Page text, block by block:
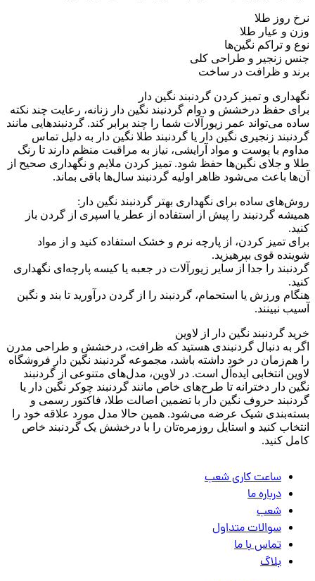
نرخ روز طلا
وزن و عیار طلا
نوع و تراکم نگین‌ها
جنس زنجیر و طراحی کلی
برند و ظرافت در ساخت
نگهداری و تمیز کردن گردنبند نگین ‌دار
برای حفظ درخشش و دوام گردنبند نگین دار زنانه، رعایت چند نکته
ساده می‌تواند عمر زیورآلات شما را چند برابر کند. گردنبندهایی مانند
گردنبند زنجیری نگین دار یا گردنبند طلا نگین دار به دلیل تماس
مداوم با پوست و مواد آرایشی، نیاز به مراقبت منظم دارند تا رنگ
طلا و جلای نگین‌ها حفظ شود. تمیز کردن ملایم و نگهداری صحیح از
آن‌ها باعث می‌شود ظاهر اولیه گردنبند سال‌ها باقی بماند.
روش‌های ساده برای نگهداری بهتر گردنبند نگین دار:
همیشه گردنبند را پیش از استفاده از عطر یا اسپری از گردن باز
کنید.
برای تمیز کردن، از پارچه نرم و خشک استفاده کنید و از مواد
شوینده قوی بپرهیزید.
گردنبند را جدا از سایر زیورآلات در جعبه یا کیسه پارچه‌ای نگهداری
کنید.
هنگام ورزش یا استحمام، گردنبند را از گردن درآورید تا بند و نگین
آسیب نبینند.
خرید گردنبند نگین دار از لاوین
اگر به دنبال گردنبندی هستید که ظرافت، درخشش و طراحی مدرن
را هم‌زمان در خود داشته باشد، مجموعه گردنبند نگین دار فروشگاه
لاوین انتخابی ایده‌آل است. در لاوین، مدل‌های متنوعی از گردنبند
نگین دار دخترانه تا طرح‌های خاص مانند گردنبند چوکر نگین دار یا
گردنبند حروف نگین دار با تضمین اصالت طلا، فاکتور رسمی و
بسته‌بندی شیک عرضه می‌شود. همین حالا مدل مورد علاقه خود را
انتخاب کنید و استایل روزمره‌تان را با درخشش یک گردنبند خاص
کامل کنید.
ساعت کاری شعب
درباره ما
شعب
سوالات متداول
تماس با ما
بلاگ